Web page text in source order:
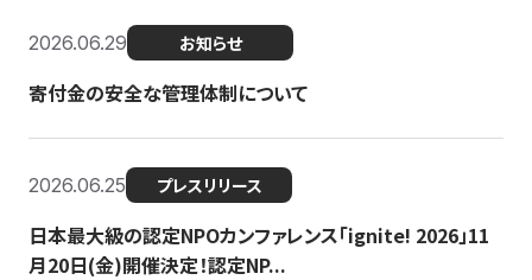
2026.06.29 お知らせ
寄付金の安全な管理体制について
2026.06.25 プレスリリース
日本最大級の認定NPOカンファレンス「ignite! 2026」11
月20日(金)開催決定！認定NP...